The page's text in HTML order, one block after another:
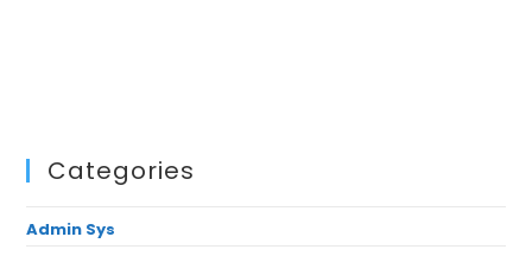
Categories
Admin Sys